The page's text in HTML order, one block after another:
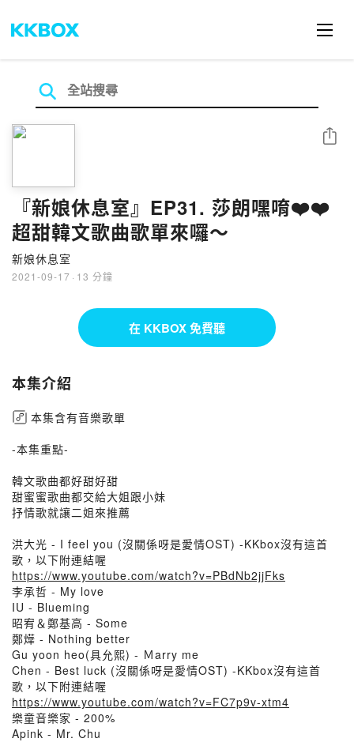
『新娘休息室』EP31. 莎朗嘿唷❤️❤️
超甜韓文歌曲歌單來囉～
新娘休息室
2021-09-17 · 13 分鐘
分享
在 KKBOX 免費聽
本集介紹
本集含有音樂歌單
-本集重點-
韓文歌曲都好甜好甜
甜蜜蜜歌曲都交給大姐跟小妹
抒情歌就讓二姐來推薦
洪大光 - I feel you (沒關係呀是愛情OST) -KKbox沒有這首
歌，以下附連結喔
https://www.youtube.com/watch?v=PBdNb2jjFks
李承哲 - My love
IU - Blueming
昭宥＆鄭基高 - Some
鄭燁 - Nothing better
Gu yoon heo(具允熙) - Ｍarry me
Chen - Best luck (沒關係呀是愛情OST) -KKbox沒有這首
歌，以下附連結喔
https://www.youtube.com/watch?v=FC7p9v-xtm4
樂童音樂家 - 200%
Apink - Mr. Chu